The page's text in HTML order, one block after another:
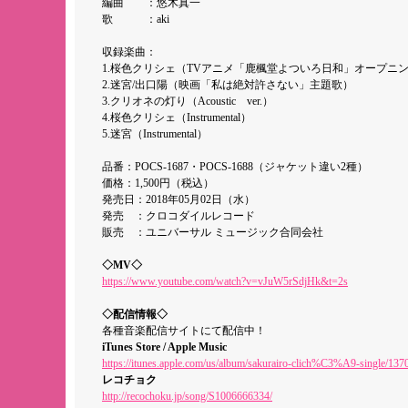
編曲 ：悠木真一
歌 ：aki
収録楽曲：
1.桜色クリシェ（TVアニメ「鹿楓堂よついろ日和」オープニン
2.迷宮/出口陽（映画「私は絶対許さない」主題歌）
3.クリオネの灯り（Acoustic ver.）
4.桜色クリシェ（Instrumental）
5.迷宮（Instrumental）
品番：POCS-1687・POCS-1688（ジャケット違い2種）
価格：1,500円（税込）
発売日：2018年05月02日（水）
発売 ：クロコダイルレコード
販売 ：ユニバーサル ミュージック合同会社
◇MV◇
https://www.youtube.com/watch?v=vJuW5rSdjHk&t=2s
◇配信情報◇
各種音楽配信サイトにて配信中！
iTunes Store / Apple Music
https://itunes.apple.com/us/album/sakurairo-clich%C3%A9-single/
レコチョク
http://recochoku.jp/song/S1006666334/